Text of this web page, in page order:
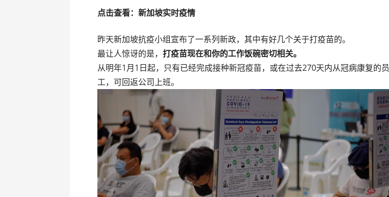
点击查看：新加坡实时疫情
昨天新加坡抗疫小组宣布了一系列新政，其中有好几个关于打疫苗的。
最让人惊讶的是，打疫苗现在和你的工作饭碗密切相关。
从明年1月1日起，只有已经完成接种新冠疫苗，或在过去270天内从冠病康复的员
工，可回返公司上班。